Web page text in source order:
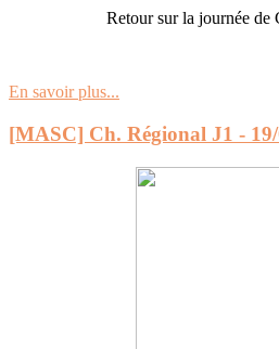
Retour sur la journée
En savoir plus...
[MASC] Ch. Régional J1 -